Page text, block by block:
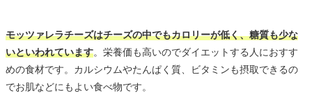
モッツァレラチーズはチーズの中でもカロリーが低く、糖質も少な
いといわれています。栄養価も高いのでダイエットする人におすす
めの食材です。カルシウムやたんぱく質、ビタミンも摂取できるの
でお肌などにもよい食べ物です。